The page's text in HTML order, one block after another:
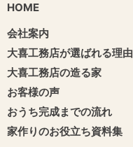
HOME
会社案内
大喜工務店が選ばれる理由
大喜工務店の造る家
お客様の声
おうち完成までの流れ
家作りのお役立ち資料集